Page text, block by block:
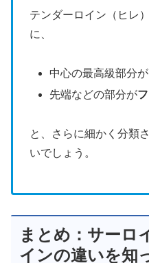
テンダーロイン（ヒレ
に、
中心の最高級部分が
先端などの部分が
と、さらに細かく分類
いでしょう。
まとめ：サーロ
インの違いを知